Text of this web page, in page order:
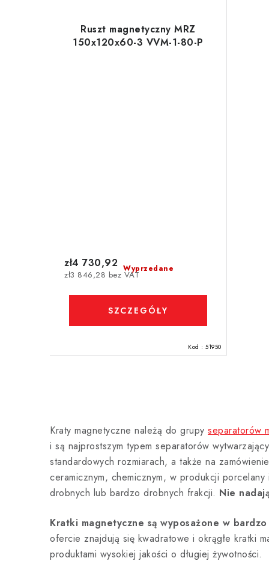
Ruszt magnetyczny MRZ
150x120x60-3 VVM-1-80-P
Wyprzedane
zł3 846,28 bez VAT
zł4 730,92
SZCZEGÓŁY
Kod : 51950
o
n
t
r
o
l
k
Kraty magnetyczne należą do grupy separatorów
i są najprostszym typem separatorów
standardowych rozmiarach, a także na
ceramicznym, chemicznym, w produkcji
drobnych lub bardzo drobnych frakcji. Nie
Kratki magnetyczne są wyposażone w
ofercie znajdują się kwadratowe i okrągłe kratki
produktami wysokiej jakości o długiej żywotności.